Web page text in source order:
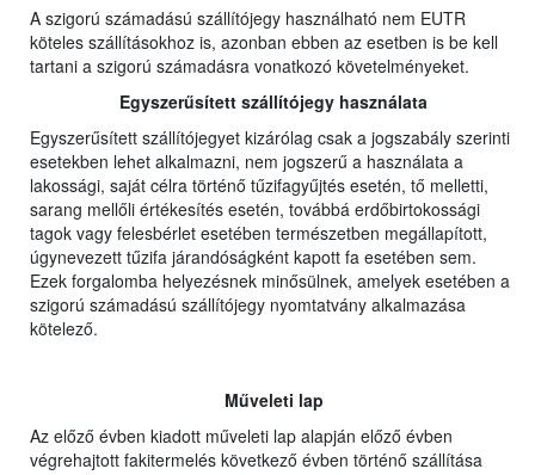
A szigorú számadású szállítójegy használható nem EUTR
köteles szállításokhoz is, azonban ebben az esetben is be kell
tartani a szigorú számadásra vonatkozó követelményeket.
Egyszerűsített szállítójegy használata
Egyszerűsített szállítójegyet kizárólag csak a jogszabály szerinti
esetekben lehet alkalmazni, nem jogszerű a használata a
lakossági, saját célra történő tűzifagyűjtés esetén, tő melletti,
sarang mellőli értékesítés esetén, továbbá erdőbirtokossági
tagok vagy felesbérlet esetében természetben megállapított,
úgynevezett tűzifa járandóságként kapott fa esetében sem.
Ezek forgalomba helyezésnek minősülnek, amelyek esetében a
szigorú számadású szállítójegy nyomtatvány alkalmazása
kötelező.
Műveleti lap
Az előző évben kiadott műveleti lap alapján előző évben
végrehajtott fakitermelés következő évben történő szállítása